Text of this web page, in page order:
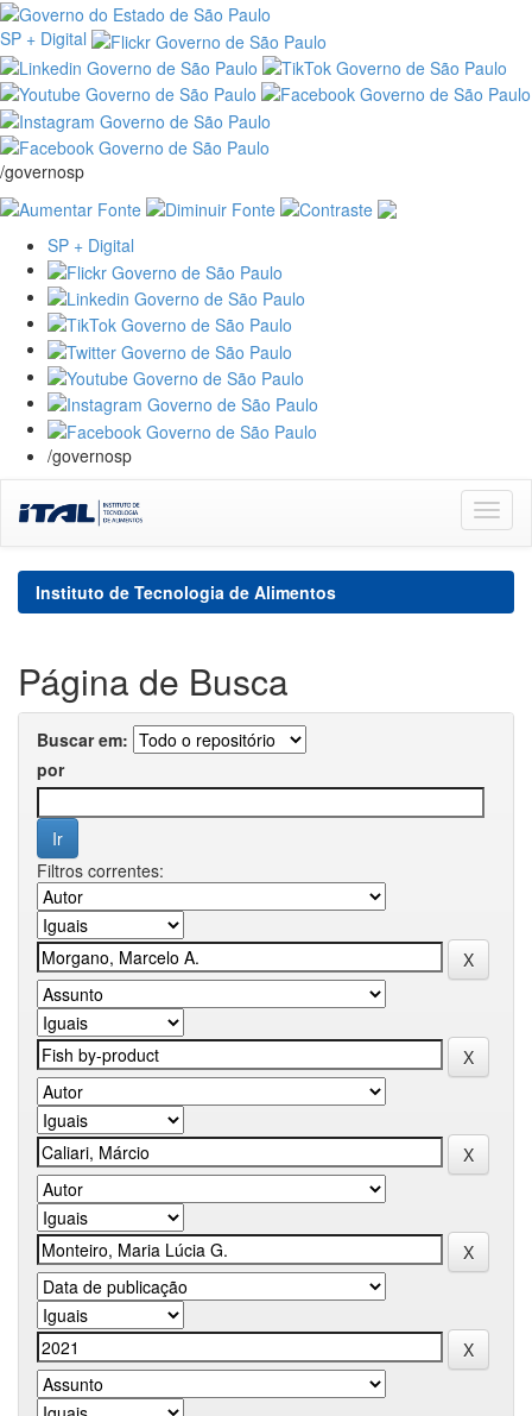
SP + Digital
/governosp
SP + Digital
/governosp
navigation
Instituto de Tecnologia de Alimentos
Página de Busca
Buscar em:
por
Filtros correntes: